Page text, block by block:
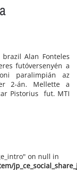
Alan Fonteles
futóversenyén a
paralimpián az
2-án. Mellette a
Pistorius fut. MTI
on null in